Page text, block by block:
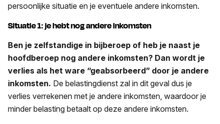
persoonlijke situatie en je eventuele andere inkomsten.
Situatie 1: je hebt nog andere inkomsten
Ben je zelfstandige in bijberoep of heb je naast je
hoofdberoep nog andere inkomsten? Dan wordt je
verlies als het ware “geabsorbeerd” door je andere
inkomsten. De belastingdienst zal in dit geval dus je
verlies verrekenen met je andere inkomsten, waardoor je
minder belasting betaalt op deze andere inkomsten.